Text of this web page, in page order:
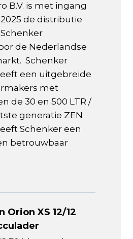
B.V. is met ingang
de distributie
de Nederlandse
Schenker
een uitgebreide
met
de 30 en 500 LTR /
generatie ZEN
Schenker een
betrouwbaar
Orion XS 12/12